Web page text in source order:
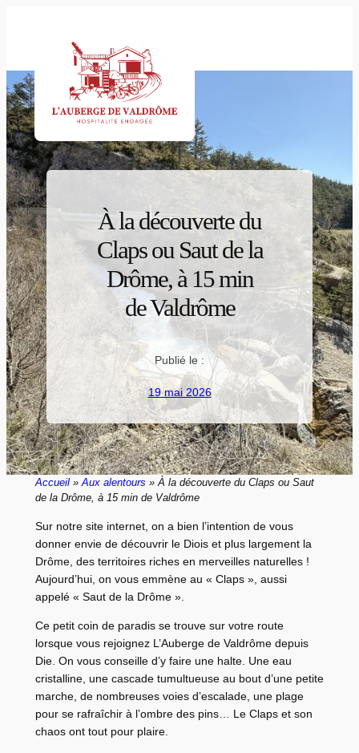
À la découverte du
Claps ou Saut de la
Drôme, à 15 min
de Valdrôme
Publié le :
19 mai 2026
Accueil»Aux alentours » À la découverte du Claps ou Saut
de la Drôme, à 15 min de Valdrôme
Sur notre site internet, on a bien l’intention de vous
donner envie de découvrir le Diois et plus largement la
Drôme, des territoires riches en merveilles naturelles !
Aujourd’hui, on vous emmène au « Claps », aussi
appelé « Saut de la Drôme ».
Ce petit coin de paradis se trouve sur votre route
lorsque vous rejoignez L’Auberge de Valdrôme depuis
Die. On vous conseille d’y faire une halte. Une eau
cristalline, une cascade tumultueuse au bout d’une petite
marche, de nombreuses voies d’escalade, une plage
pour se rafraîchir à l’ombre des pins… Le Claps et son
chaos ont tout pour plaire.